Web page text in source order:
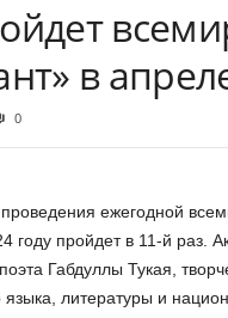
в
0
ежегодной
году пройдет в 11-й раз.
Габдуллы Тукая,
языка, литературы и